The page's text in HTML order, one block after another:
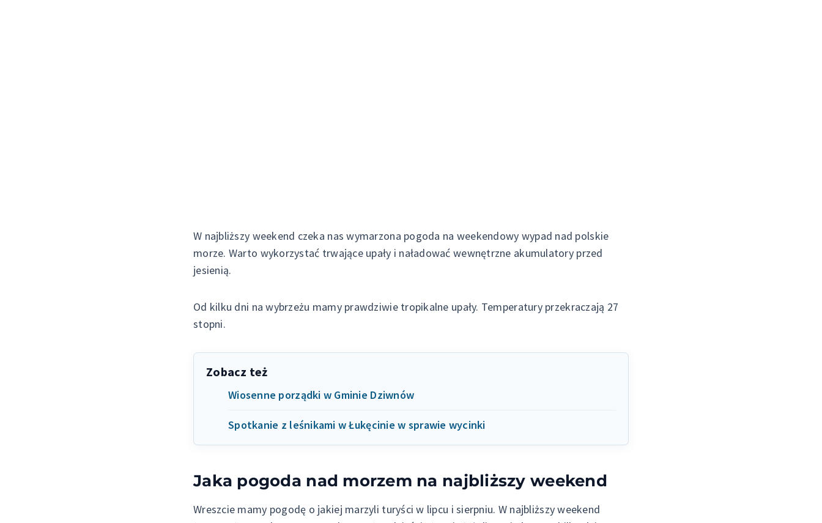
W najbliższy weekend czeka nas wymarzona pogoda na weekendowy wypad nad polskie
morze. Warto wykorzystać trwające upały i naładować wewnętrzne akumulatory przed
jesienią.
Od kilku dni na wybrzeżu mamy prawdziwie tropikalne upały. Temperatury przekraczają 27
stopni.
Zobacz też
Wiosenne porządki w Gminie Dziwnów
Spotkanie z leśnikami w Łukęcinie w sprawie wycinki
Jaka pogoda nad morzem na najbliższy weekend
Wreszcie mamy pogodę o jakiej marzyli turyści w lipcu i sierpniu. W najbliższy weekend